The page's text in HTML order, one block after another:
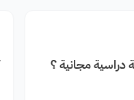
مجانية ؟